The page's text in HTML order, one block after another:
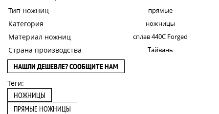
Тип ножниц прямые
Категория ножницы
Материал ножниц сплав 440C Forged
Страна производства Тайвань
НАШЛИ ДЕШЕВЛЕ? СООБЩИТЕ НАМ
Теги:
НОЖНИЦЫ
ПРЯМЫЕ НОЖНИЦЫ